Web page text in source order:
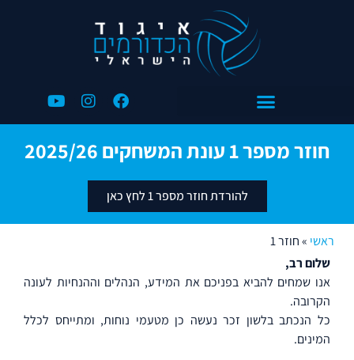
חוזר מספר 1 עונת המשחקים 2025/26
להורדת חוזר מספר 1 לחץ כאן
ראשי »חוזר 1
שלום רב,
אנו שמחים להביא בפניכם את המידע, הנהלים וההנחיות לעונה
הקרובה.
כל הנכתב בלשון זכר נעשה כן מטעמי נוחות, ומתייחס לכלל
המינים.